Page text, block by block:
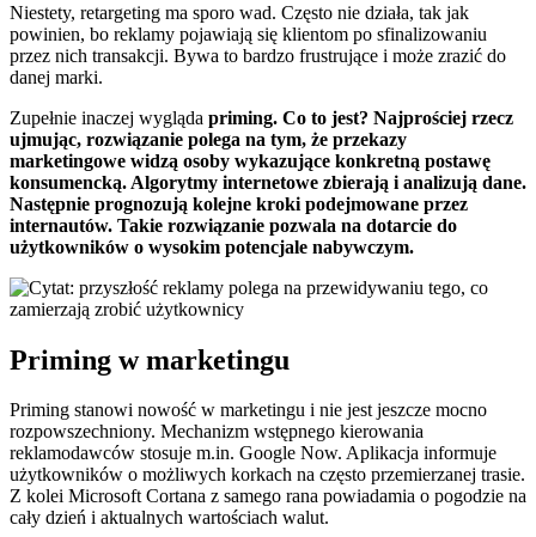
Niestety, retargeting ma sporo wad. Często nie działa, tak jak
powinien, bo reklamy pojawiają się klientom po sfinalizowaniu
przez nich transakcji. Bywa to bardzo frustrujące i może zrazić do
danej marki.
Zupełnie inaczej wygląda priming. Co to jest? Najprościej rzecz
ujmując, rozwiązanie polega na tym, że przekazy
marketingowe widzą osoby wykazujące konkretną postawę
konsumencką. Algorytmy internetowe zbierają i analizują dane.
Następnie prognozują kolejne kroki podejmowane przez
internautów. Takie rozwiązanie pozwala na dotarcie do
użytkowników o wysokim potencjale nabywczym.
Priming w marketingu
Priming stanowi nowość w marketingu i nie jest jeszcze mocno
rozpowszechniony. Mechanizm wstępnego kierowania
reklamodawców stosuje m.in. Google Now. Aplikacja informuje
użytkowników o możliwych korkach na często przemierzanej trasie.
Z kolei Microsoft Cortana z samego rana powiadamia o pogodzie na
cały dzień i aktualnych wartościach walut.